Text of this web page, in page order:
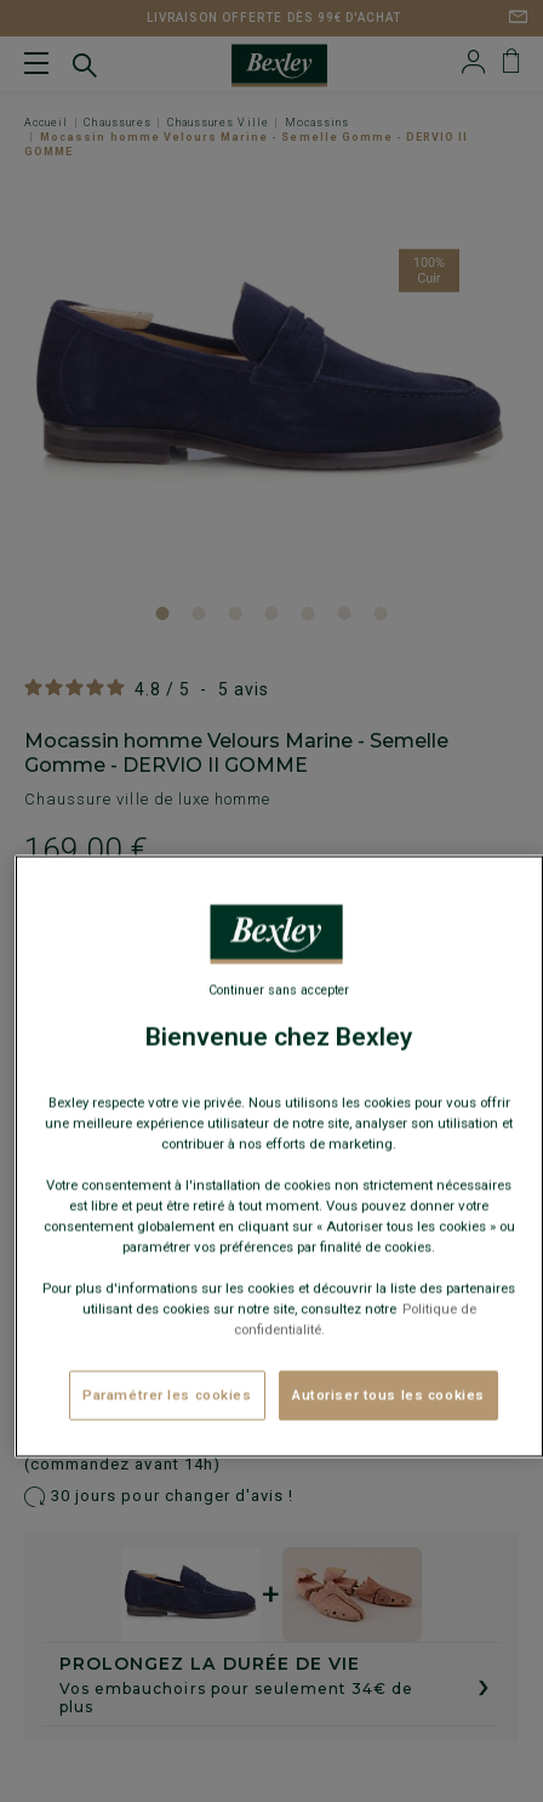
LIVRAISON OFFERTE DÈS 99€ D'ACHAT
Accueil Chaussures Chaussures Ville
Mocassins
Mocassin homme Velours Marine - Semelle Gomme - DERVIO II
GOMME
4.8 / 5 - 5 avis
Mocassin homme Velours Marine - Semelle
Gomme - DERVIO II GOMME
Chaussure ville de luxe homme
169,00 €
sur la 2e paire ville ou détente au choix
Ce modèle chausse grand, choisir la pointure en-dessous
de votre pointure habituelle.
Guide des tailles
(commandez avant 14h)
30 jours pour changer d'avis !
PROLONGEZ LA DURÉE DE VIE
Vos embauchoirs pour seulement 34€ de
plus
›
+
Bienvenue chez Bexley
Bexley respecte votre vie privée. Nous utilisons les cookies pour vous offrir
une meilleure expérience utilisateur de notre site, analyser son utilisation et
contribuer à nos efforts de marketing.
Votre consentement à l'installation de cookies non strictement nécessaires
est libre et peut être retiré à tout moment. Vous pouvez donner votre
consentement globalement en cliquant sur « Autoriser tous les cookies » ou
paramétrer vos préférences par finalité de cookies.
Pour plus d'informations sur les cookies et découvrir la liste des partenaires
utilisant des cookies sur notre site, consultez notre Politique de
confidentialité.
Paramétrer les cookies Autoriser tous les cookies
Continuer sans accepter